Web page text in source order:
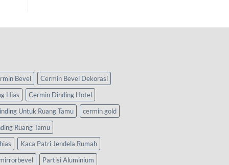
Bevel
Cermin Bevel Dekorasi
Hias
Cermin Dinding Hotel
Untuk Ruang Tamu
cermin gold
Ruang Tamu
Kaca Patri Jendela Rumah
Partisi Aluminium